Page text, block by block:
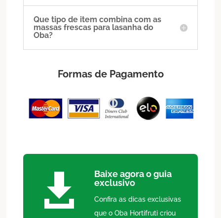
Que tipo de item combina com as
massas frescas para lasanha do
Oba?
Formas de Pagamento

Baixe agora o guia
exclusivo
Confira as dicas exclusivas
que o Oba Hortifruti criou